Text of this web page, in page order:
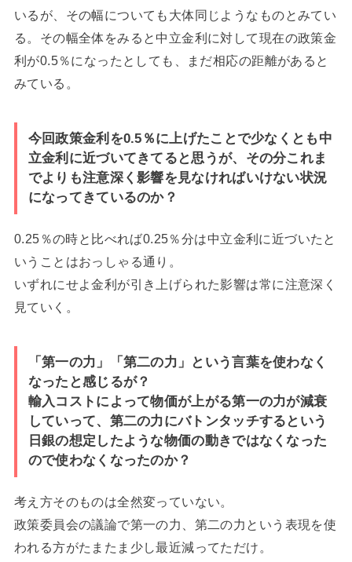
いるが、その幅についても大体同じようなものとみてい
る。その幅全体をみると中立金利に対して現在の政策金
利が0.5％になったとしても、まだ相応の距離があると
みている。
今回政策金利を0.5％に上げたことで少なくとも中
立金利に近づいてきてると思うが、その分これま
でよりも注意深く影響を見なければいけない状況
になってきているのか？
0.25％の時と比べれば0.25％分は中立金利に近づいたと
いうことはおっしゃる通り。
いずれにせよ金利が引き上げられた影響は常に注意深く
見ていく。
「第一の力」「第二の力」という言葉を使わなく
なったと感じるが？
輸入コストによって物価が上がる第一の力が減衰
していって、第二の力にバトンタッチするという
日銀の想定したような物価の動きではなくなった
ので使わなくなったのか？
考え方そのものは全然変っていない。
政策委員会の議論で第一の力、第二の力という表現を使
われる方がたまたま少し最近減ってただけ。